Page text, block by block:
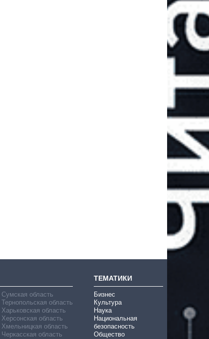
Сумская область
Тернопольская область
Харьковская область
Херсонская область
Хмельницкая область
Черкасская область
ТЕМАТИКИ
Бизнес
Культура
Наука
Национальная
безопасность
Общество